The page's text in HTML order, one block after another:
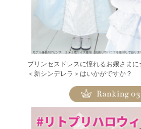
プリンセスドレスに憧れるお嬢さま
＜新シンデレラ＞はいかがですか？